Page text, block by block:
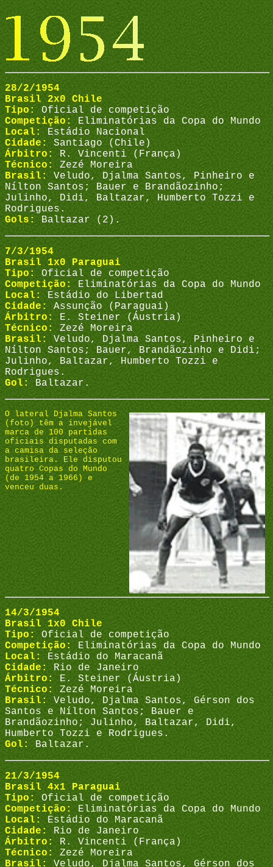
28/2/1954
Brasil 2x0 Chile
Tipo: Oficial de competição
Competição: Eliminatórias da Copa do Mundo
Local: Estádio Nacional
Cidade: Santiago (Chile)
Árbitro: R. Vincenti (França)
Técnico:Zezé Moreira
Brasil:Veludo, Djalma Santos, Pinheiro e
Nílton Santos; Bauer e Brandãozinho;
Julinho, Didi, Baltazar, Humberto Tozzi e
Rodrigues.
Gols: Baltazar (2).
7/3/1954
Brasil 1x0 Paraguai
Tipo: Oficial de competição
Competição: Eliminatórias da Copa do Mundo
Local: Estádio do Libertad
Cidade: Assunção (Paraguai)
Árbitro:E. Steiner (Áustria)
Técnico: Zezé Moreira
Brasil: Veludo, Djalma Santos, Pinheiro e
Nílton Santos; Bauer, Brandãozinho e Didi;
Julinho, Baltazar, Humberto Tozzi e
Rodrigues.
Gol:Baltazar.
O lateral Djalma Santos
(foto) têm a invejável
marca de 100 partidas
oficiais disputadas com
a camisa da seleção
brasileira. Ele disputou
quatro Copas do Mundo
(de 1954 a 1966) e
venceu duas.
14/3/1954
Brasil 1x0 Chile
Tipo: Oficial de competição
Competição: Eliminatórias da Copa do Mundo
Local: Estádio do Maracanã
Cidade: Rio de Janeiro
Árbitro: E. Steiner (Áustria)
Técnico:Zezé Moreira
Brasil: Veludo, Djalma Santos, Gérson dos
Santos e Nílton Santos; Bauer e
Brandãozinho; Julinho, Baltazar, Didi,
Humberto Tozzi e Rodrigues.
Gol:Baltazar.
21/3/1954
Brasil 4x1 Paraguai
Tipo: Oficial de competição
Competição: Eliminatórias da Copa do Mundo
Local: Estádio do Maracanã
Cidade: Rio de Janeiro
Árbitro:R. Vincenti (França)
Técnico: Zezé Moreira
Brasil: Veludo, Djalma Santos, Gérson dos